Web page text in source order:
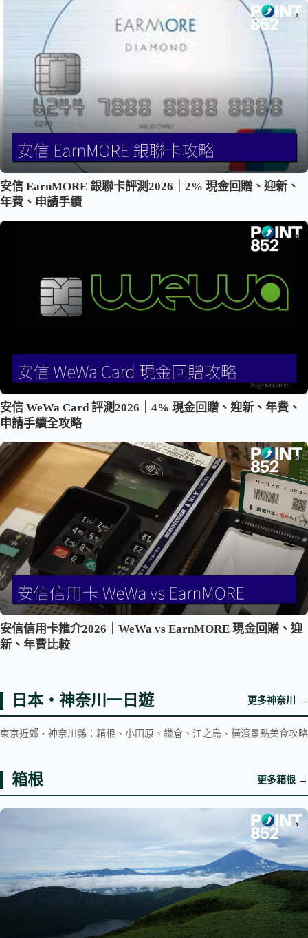
安信 EarnMORE 銀聯卡評測2026｜2% 現金回贈、迎新、
年費、申請手續
安信 WeWa Card 評測2026｜4% 現金回贈、迎新、年費、
申請手續全攻略
安信信用卡推介2026｜WeWa vs EarnMORE 現金回贈、迎
新、年費比較
日本・神奈川一日遊 更多神奈川 →
東京近郊・神奈川縣：箱根、小田原、鎌倉、江之島、橫濱景點美食攻略
箱根 更多箱根 →